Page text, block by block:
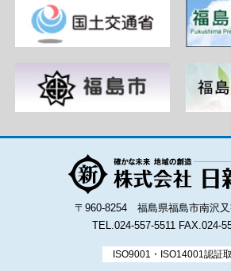
〒960-8254 福島県福島市南沢又
TEL.024-557-5511FAX.024-
ISO9001・ISO14001認証